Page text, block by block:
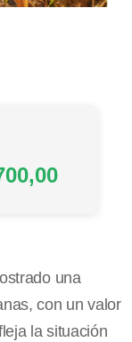
una
con un valor
la situación